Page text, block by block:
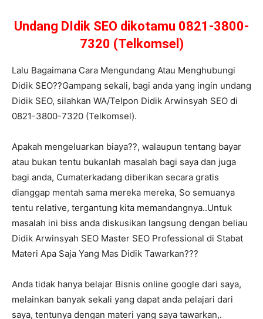
Undang DIdik SEO dikotamu 0821-3800-
7320 (Telkomsel)
Lalu Bagaimana Cara Mengundang Atau Menghubungi
Didik SEO??Gampang sekali, bagi anda yang ingin undang
Didik SEO, silahkan WA/Telpon Didik Arwinsyah SEO di
0821-3800-7320 (Telkomsel).
Apakah mengeluarkan biaya??, walaupun tentang bayar
atau bukan tentu bukanlah masalah bagi saya dan juga
bagi anda, Cumaterkadang diberikan secara gratis
dianggap mentah sama mereka mereka, So semuanya
tentu relative, tergantung kita memandangnya..Untuk
masalah ini biss anda diskusikan langsung dengan beliau
Didik Arwinsyah SEO Master SEO Professional di Stabat
Materi Apa Saja Yang Mas Didik Tawarkan???
Anda tidak hanya belajar Bisnis online google dari saya,
melainkan banyak sekali yang dapat anda pelajari dari
saya, tentunya dengan materi yang saya tawarkan,.